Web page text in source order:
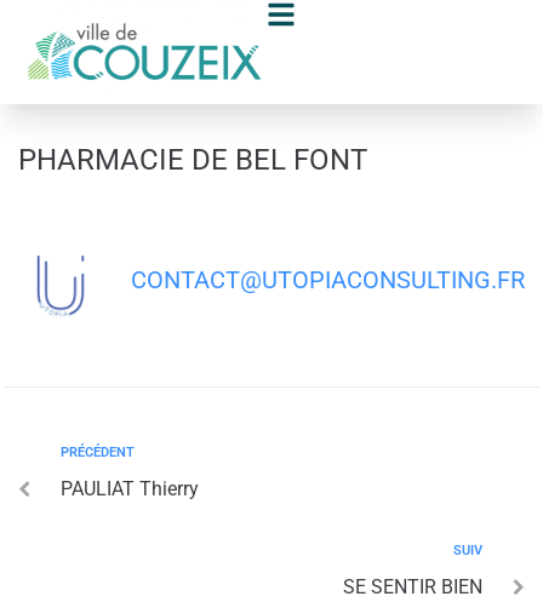
PHARMACIE DE BEL FONT
CONTACT@UTOPIACONSULTING.FR
PRÉCÉDENT
PAULIAT Thierry
SUIV
SE SENTIR BIEN